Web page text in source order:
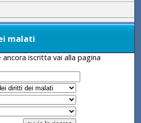
malati
ancora iscritta vai alla pagina